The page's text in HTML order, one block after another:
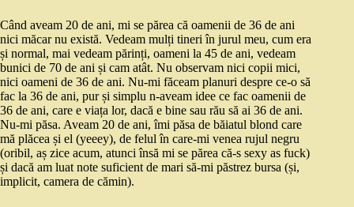
Când aveam 20 de ani, mi se părea că oamenii de 36 de ani
nici măcar nu există. Vedeam mulți tineri în jurul meu, cum era
și normal, mai vedeam părinți, oameni la 45 de ani, vedeam
bunici de 70 de ani și cam atât. Nu observam nici copii mici,
nici oameni de 36 de ani. Nu-mi făceam planuri despre ce-o să
fac la 36 de ani, pur și simplu n-aveam idee ce fac oamenii de
36 de ani, care e viața lor, dacă e bine sau rău să ai 36 de ani.
Nu-mi păsa. Aveam 20 de ani, îmi păsa de băiatul blond care
mă plăcea și el (yeeey), de felul în care-mi venea rujul negru
(oribil, aș zice acum, atunci însă mi se părea că-s sexy as fuck)
și dacă am luat note suficient de mari să-mi păstrez bursa (și,
implicit, camera de cămin).